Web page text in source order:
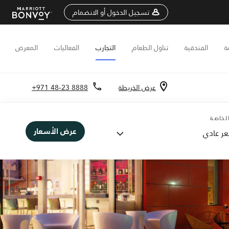
تسجيل الدخول أو الانضمام
الفندقية تناول الطعام التجارب الفعاليات المعرض
عرض الخريطة +971 48-23 8888
عادي عرض الأسعار